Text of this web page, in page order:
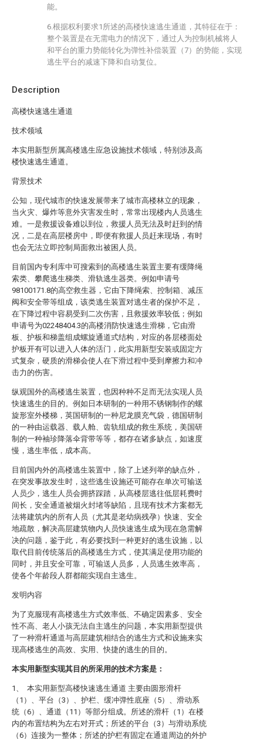
Description
高楼快速逃生通道
技术领域
本实用新型所属高楼逃生应急设施技术领域，特别涉及高
楼快速逃生通道。
背景技术
公知，现代城市的快速发展带来了城市高楼林立的现象，
当火灾、爆炸等意外灾害发生时，常常出现楼内人员逃生
难。一是救援设备难以到位，救援人员无法及时赶到的情
况，二是在高层楼房中，即便有救援人员赶来现场，有时
也会无法立即控制局面救出被困人员。
目前国内专利库中可搜索到的高楼逃生装置主要有缓降绳
索类、攀爬逃生梯类、滑轨逃生器类。例如申请号
98100171.8的高空救生器，它由下降绳索、控制箱、减压
阀和安全带等组成，该类逃生装置对逃生者的保护不足，
在下降过程中容易受到二次伤害，且救援效率较低；例如
申请号为02248404.3的高楼消防快速逃生滑梯，它由滑
板、护板和梯盖组成螺旋通道式结构，对应的各层楼面处
护板开有可以进入人体的活门，此实用新型安装或固定方
式复杂，硬质的滑梯会使人在下滑过程中受到摩擦力和冲
击力的伤害。
纵观国外的高楼逃生装置，也因种种不足而无法实现人员
快速逃生的目的。例如日本研制的一种用不锈钢制作的螺
旋形室外楼梯，英国研制的一种尼龙膜充气袋，德国研制
的一种由运载器、载人舱、齿轨组成的救生系统，美国研
制的一种袖珍降落伞背带等等，都存在诸多缺点，如速度
慢，逃生率低，成本高。
目前国内外的高楼逃生装置中，除了上述列举的缺点外，
在突发事故发生时，这些逃生设施还可能存在单次可输送
人员少，逃生人员会拥挤踩踏，从高楼层逃往低层耗费时
间长，安全通道被烟火封堵等缺陷，且现有技术方案都无
法将建筑内的所有人员（尤其是老幼病残孕）快速、安全
地疏散，解决高层建筑物内人员快速逃生成为现在急需解
决的问题，鉴于此，有必要找到一种更好的逃生设施，以
取代目前传统落后的高楼逃生方式，使其满足使用功能的
同时，并且安全可靠，可输送人员多，人员逃生效率高，
使各个年龄段人群都能实现自主逃生。
发明内容
为了克服现有高楼逃生方式效率低、不确定因素多、安全
性不高、老人小孩无法自主逃生的问题，本实用新型提供
了一种滑杆通道与高层建筑相结合的逃生方式和设施来实
现高楼逃生的高效、实用、快捷的逃生的目的。
本实用新型实现其目的所采用的技术方案是：
1、 本实用新型高楼快速逃生通道 主要由圆形滑杆
（1）、平台（3）、护栏、缓冲弹性底座（5）、滑动系
统（6）、通道（11）等部分组成。所述的滑杆（1）在楼
内的布置结构为左右对开式；所述的平台（3）与滑动系统
（6）连接为一整体；所述的护栏有固定在通道周边的外护
能。
6.根据权利要求1所述的高楼快速逃生通道，其特征在于：
整个装置是在无需电力的情况下，通过人为控制机械将人
和平台的重力势能转化为弹性补偿装置（7）的势能，实现
逃生平台的减速下降和自动复位。